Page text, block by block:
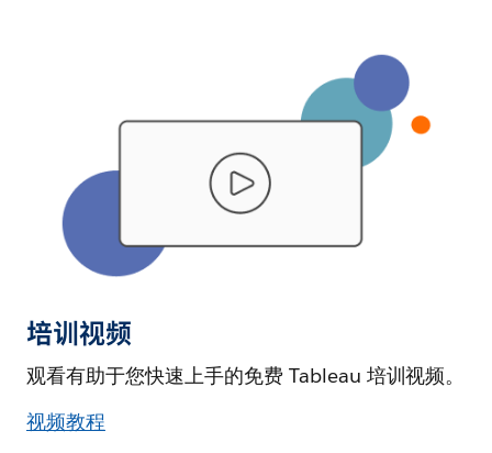
培训视频
观看有助于您快速上手的免费 Tableau 培训视频。
视频教程